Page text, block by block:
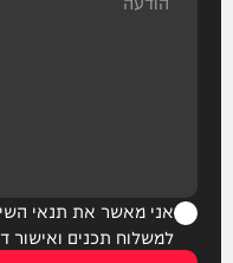
אני מאשר את תנאי
למשלוח תכנים ואישור